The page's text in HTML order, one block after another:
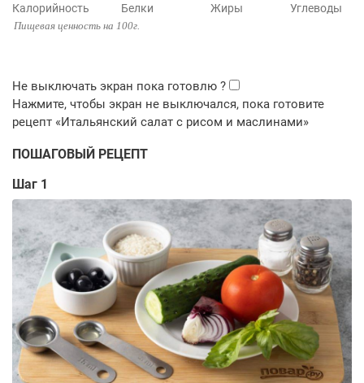
Калорийность Белки Жиры Углеводы
Пищевая ценность на 100г.
ПОШАГОВЫЙ РЕЦЕПТ
Шаг 1